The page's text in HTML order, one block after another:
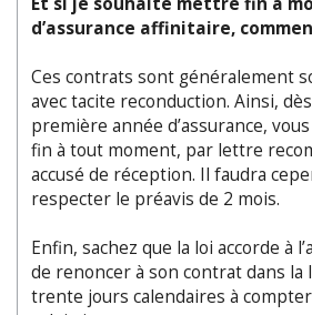
d’assurance affinitaire,
Ces contrats sont généralement
avec tacite reconduction. Ainsi,
première année d’assurance,
fin à tout moment, par lettre
accusé de réception. Il faudra
respecter le préavis de 2 mois.
Enfin, sachez que la loi accorde à
de renoncer à son contrat dans la
trente jours calendaires à